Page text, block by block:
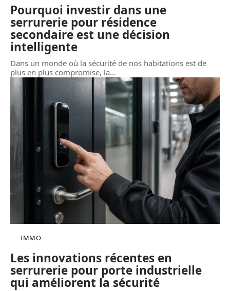
Pourquoi investir dans une
serrurerie pour résidence
secondaire est une décision
intelligente
Dans un monde où la sécurité de nos habitations est de
plus en plus compromise, la…
IMMO
Les innovations récentes en
serrurerie pour porte industrielle
qui améliorent la sécurité